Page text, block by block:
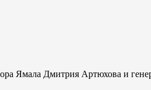
Ямала Дмитрия Артюхова и